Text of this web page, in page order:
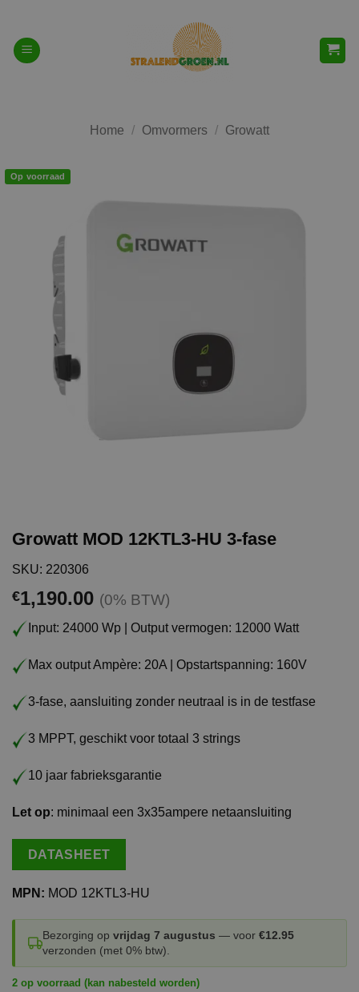
inhoud
Home / Omvormers / Growatt
Op voorraad
Growatt MOD 12KTL3-HU 3-fase
SKU: 220306
€1,190.00 (0% BTW)
Input: 24000 Wp | Output vermogen: 12000 Watt
Max output Ampère: 20A | Opstartspanning: 160V
3-fase, aansluiting zonder neutraal is in de testfase
3 MPPT, geschikt voor totaal 3 strings
10 jaar fabrieksgarantie
Let op: minimaal een 3x35ampere netaansluiting
DATASHEET
MPN: MOD 12KTL3-HU
Bezorging op vrijdag 7 augustus — voor €12.95
verzonden (met 0% btw).
2 op voorraad (kan nabesteld worden)